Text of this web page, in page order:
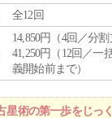
全12回
14,850円（4回／分
41,250円（12回／
義開始前まで）
術の第一歩をじっ